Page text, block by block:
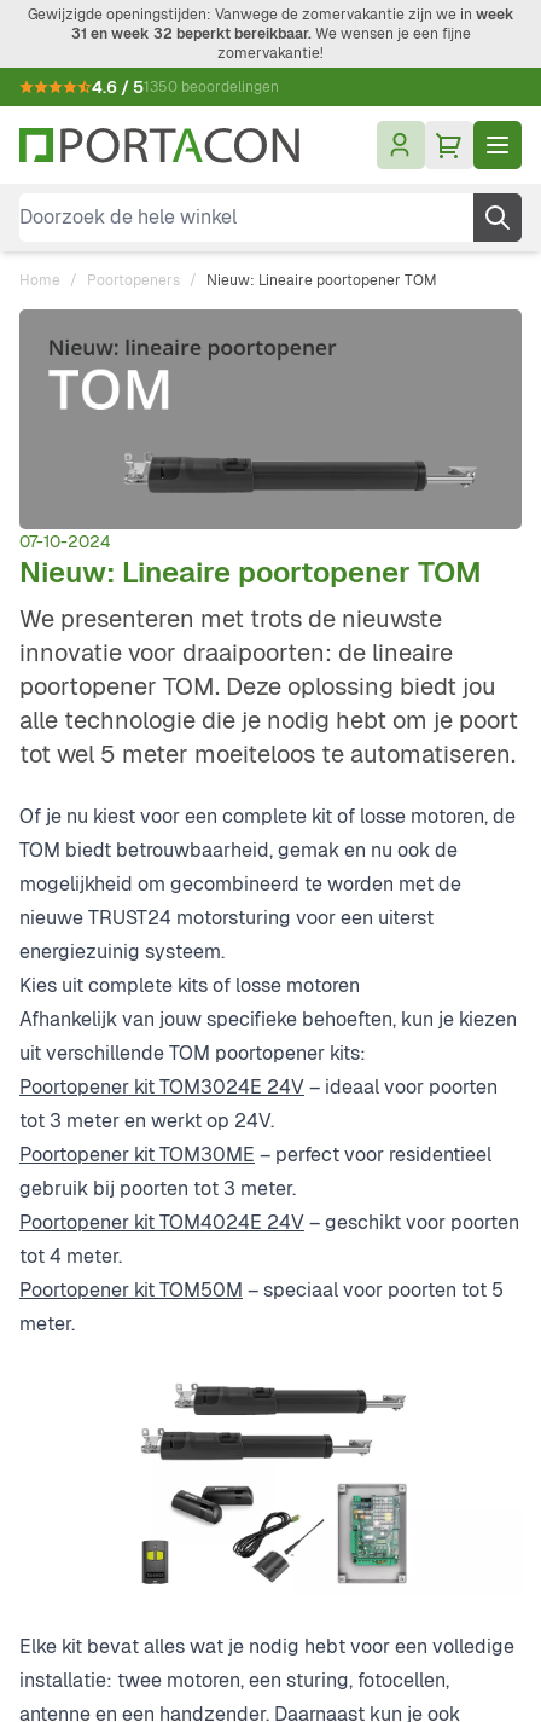
Ga naar de inhoud
Gewijzigde openingstijden: Vanwege de zomervakantie zijn we in week
31 en week 32 beperkt bereikbaar.We wensen je een fijne
zomervakantie!
4.6 / 51350 beoordelingen
Doorzoek de hele winkel
Home / Poortopeners / Nieuw: Lineaire poortopener TOM
07-10-2024
Nieuw: Lineaire poortopener TOM
We presenteren met trots de nieuwste
innovatie voor draaipoorten: de lineaire
poortopener TOM. Deze oplossing biedt jou
alle technologie die je nodig hebt om je poort
tot wel 5 meter moeiteloos te automatiseren.
Of je nu kiest voor een complete kit of losse motoren, de
TOM biedt betrouwbaarheid, gemak en nu ook de
mogelijkheid om gecombineerd te worden met de
nieuwe TRUST24 motorsturing voor een uiterst
energiezuinig systeem.
Kies uit complete kits of losse motoren
Afhankelijk van jouw specifieke behoeften, kun je kiezen
uit verschillende TOM poortopener kits:
Poortopener kit TOM3024E 24V– ideaal voor poorten
tot 3 meter en werkt op 24V.
Poortopener kit TOM30ME – perfect voor residentieel
gebruik bij poorten tot 3 meter.
Poortopener kit TOM4024E 24V– geschikt voor poorten
tot 4 meter.
Poortopener kit TOM50M – speciaal voor poorten tot 5
meter.
Elke kit bevat alles wat je nodig hebt voor een volledige
installatie: twee motoren, een sturing, fotocellen,
antenne en een handzender. Daarnaast kun je ook